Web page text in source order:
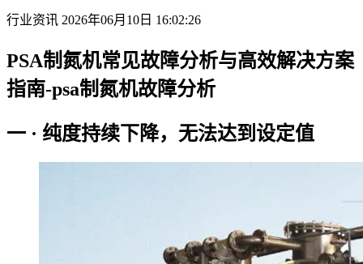
行业资讯 2026年06月10日 16:02:26
PSA制氮机常见故障分析与高效解决方案
指南-psa制氮机故障分析
一 · 纯度持续下降，无法达到设定值